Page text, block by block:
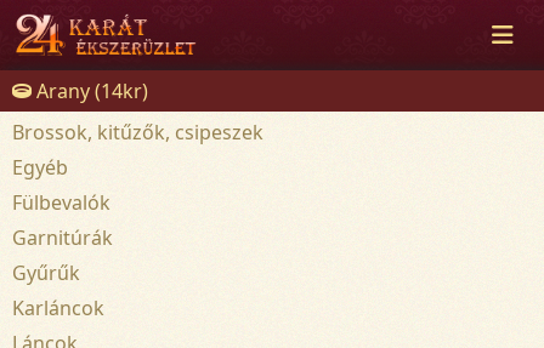
Arany (14kr)
Brossok, kitűzők, csipeszek
Egyéb
Fülbevalók
Garnitúrák
Gyűrűk
Karláncok